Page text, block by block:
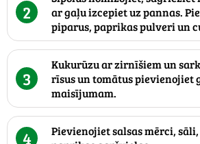
2
ar gaļu izcepiet uz pannas.
piparus, paprikas pulveri un
3
Kukurūzu ar zirnīšiem un
rīsus un tomātus pievienojiet
maisījumam.
4
Pievienojiet salsas mērci,